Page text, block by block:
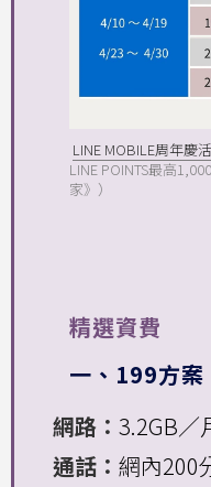
LINE MOBILE周年慶
LINE POINTS最高
家》）
精選資費
一、199方案
網路： 3.2GB／
通話： 網內200